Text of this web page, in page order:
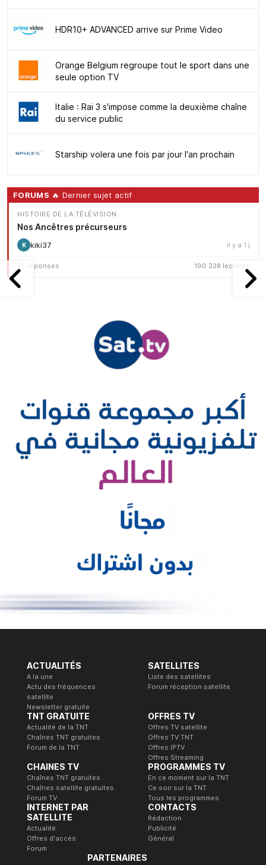
HDR10+ ADVANCED arrive sur Prime Video
Orange Belgium regroupe tout le sport dans une
seule option TV
Italie : Rai 3 s'impose comme la deuxième chaîne
du service public
Starship volera une fois par jour l'an prochain
FORUMS 🔥 Dernier sujet actif
HISTOIRE DE LA TÉLÉVISION
Nos Ancêtres précurseurs
K kiki37 il y a 1 j
25 réponses 190 328 lectures
ACTUALITÉS
A la une
Actu des fréquences
satellite
Newsletter gratuite
SATELLITES
Liste des satellites
Forum réception satellite
TNT GRATUITE
Actualité de la TNT
Chaînes TNT gratuites
Forum de la TNT
OFFRES TV
Offres TV satellite
Offres TV TNT
Offres IPTV
Offres Streaming
CHAINES TV
Chaînes TNT gratuites
Chaînes satellite gratuites
Forum TV
PROGRAMMES TV
En ce moment sur la TNT
Ce soir sur la TNT
Tous les programmes
INTERNET PAR
SATELLITE
Actualité
Offres d'accès
Forum
CONTACTS
Rédaction
Publicité
Général
PARTENAIRES